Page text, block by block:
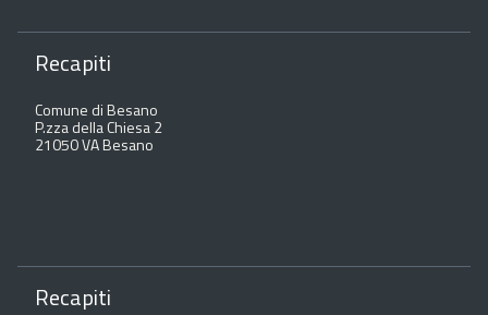
Recapiti
Comune di Besano
P.zza della Chiesa 2
21050 VA Besano
Recapiti